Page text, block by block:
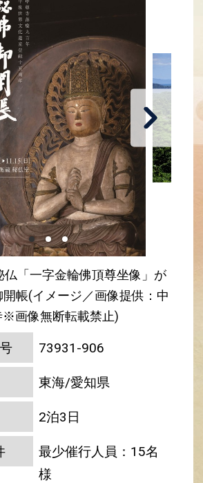
仏「一字金輪佛頂尊坐像」が
帳(イメージ／画像提供：中
※画像無断転載禁止)
73931-906
東海/愛知県
2泊3日
最少催行人員：15名
様